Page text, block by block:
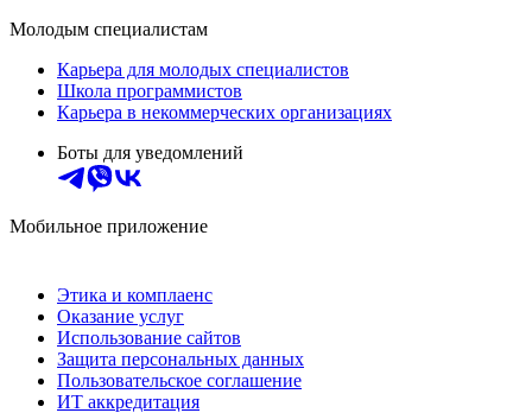
Молодым специалистам
Карьера для молодых специалистов
Школа программистов
Карьера в некоммерческих организациях
Боты для уведомлений
Мобильное приложение
Этика и комплаенс
Оказание услуг
Использование сайтов
Защита персональных данных
Пользовательское соглашение
ИТ аккредитация